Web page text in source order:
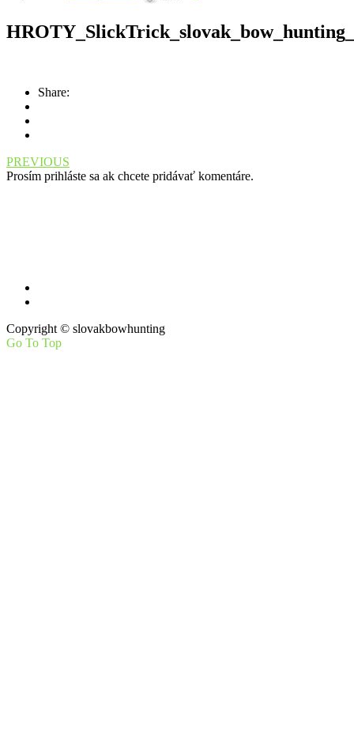
Share:
PREVIOUS
Prosím prihláste sa ak chcete pridávať komentáre.
Copyright © slovakbowhunting
Go To Top